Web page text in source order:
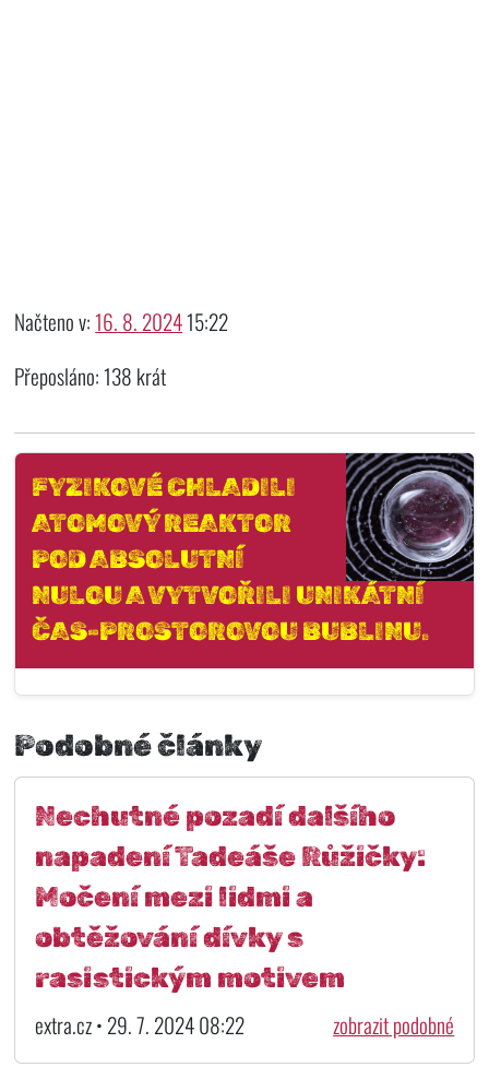
Načteno v:16. 8. 202415:22
Přeposláno: 138 krát
FYZIKOVÉ CHLADILI
ATOMOVÝ REAKTOR
POD ABSOLUTNÍ
NULOU A VYTVOŘILI UNIKÁTNÍ
ČAS-PROSTOROVOU BUBLINU.
Podobné články
Nechutné pozadí dalšího
napadení Tadeáše Růžičky:
Močení mezi lidmi a
obtěžování dívky s
rasistickým motivem
extra.cz • 29. 7. 2024 08:22 zobrazit podobné